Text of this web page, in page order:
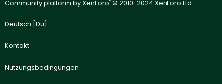
Community platform by XenForo® © 2010-2024 XenForo Ltd.
Deutsch [Du]
Kontakt
Nutzungsbedingungen